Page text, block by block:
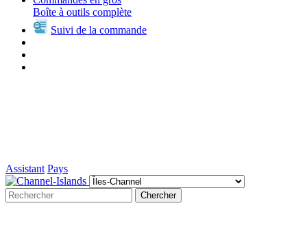
Boîte à outils complète
Suivi de la commande
Assistant Pays
Chercher